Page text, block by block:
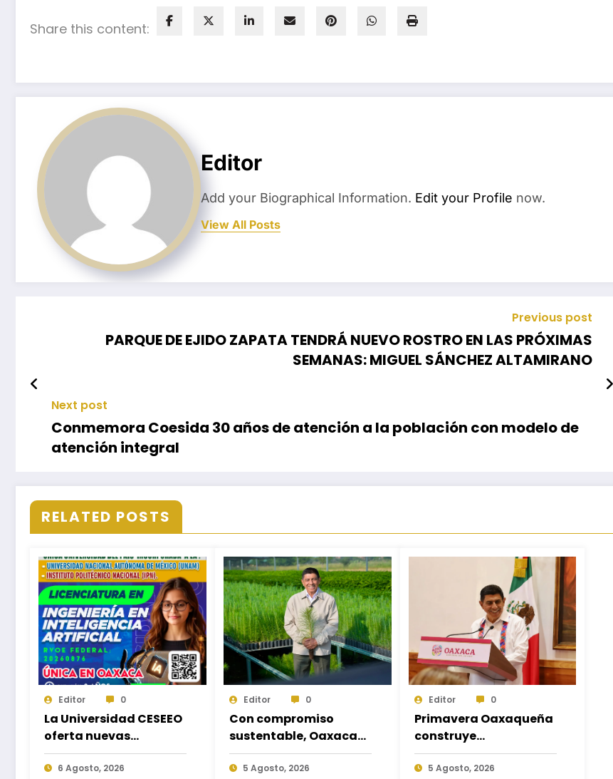
Share this content:
Editor
Add your Biographical Information. Edit your Profile now.
View All Posts
Previous post
PARQUE DE EJIDO ZAPATA TENDRÁ NUEVO ROSTRO EN LAS PRÓXIMAS
SEMANAS: MIGUEL SÁNCHEZ ALTAMIRANO
Next post
Conmemora Coesida 30 años de atención a la población con modelo de
atención integral
RELATED POSTS
Editor 0
La Universidad CESEEO
oferta nuevas
Licenciaturas acorde a
las necesidades
6 Agosto, 2026
Editor 0
Con compromiso
sustentable, Oaxaca
hará equipo en la
Jornada Nacional de
5 Agosto, 2026
Editor 0
Primavera Oaxaqueña
construye
infraestructura que
transforma a las
5 Agosto, 2026